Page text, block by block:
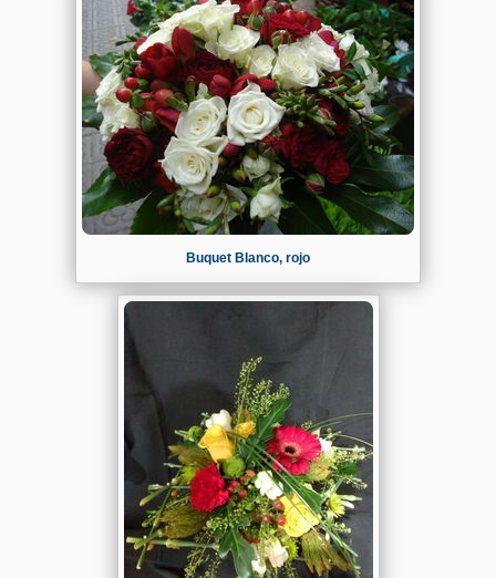
Buquet Blanco, rojo